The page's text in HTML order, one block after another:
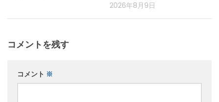
2026年8月9日
コメントを残す
コメント ※